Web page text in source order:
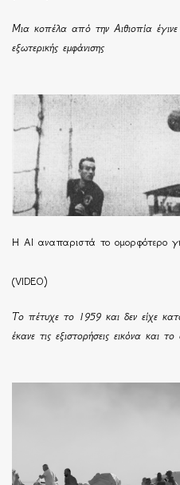
Μια κοπέλα από την Αιθιοπία
εξωτερικής εμφάνισης
Η ΑΙ αναπαριστά το ομορφότερο
(VIDEO)
Το πέτυχε το 1959 και δεν είχε
έκανε τις εξιστορήσεις εικόνα και